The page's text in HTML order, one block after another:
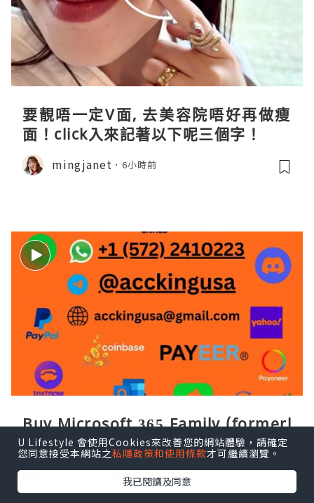
要靚唔一定V面, 去美容院唔好再做瘦
面！click入來記著以下呢三個字！
mingjanet 6小時前
Buy Microsoft 365 Family (formerl
y Office 365)
Buy Old Gmail Accoun 9小時前
U Lifestyle 會使用Cookies來改善您的網站體驗，請確定
您同意接受本網站之私隱政策和使用條款才可繼續瀏覽。
我已閱讀及同意